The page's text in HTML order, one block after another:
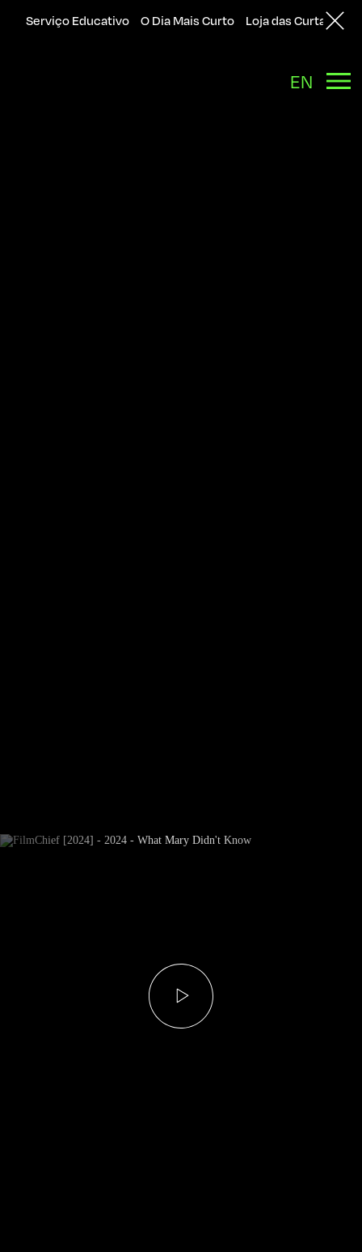
Serviço Educativo O Dia Mais Curto Loja das Curtas
EN
Back